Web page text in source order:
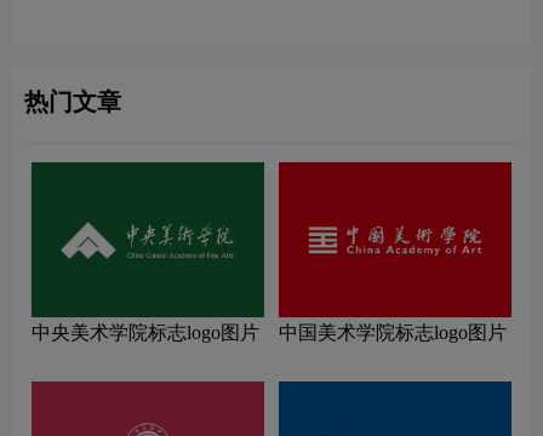
热门文章
中央美术学院标志logo图片 中国美术学院标志logo图片